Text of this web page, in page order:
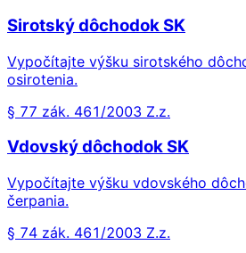
Sirotský dôchodok SK
Vypočítajte výšku sirotského
osirotenia.
§ 77 zák. 461/2003 Z.z.
Vdovský dôchodok SK
Vypočítajte výšku vdovského
čerpania.
§ 74 zák. 461/2003 Z.z.